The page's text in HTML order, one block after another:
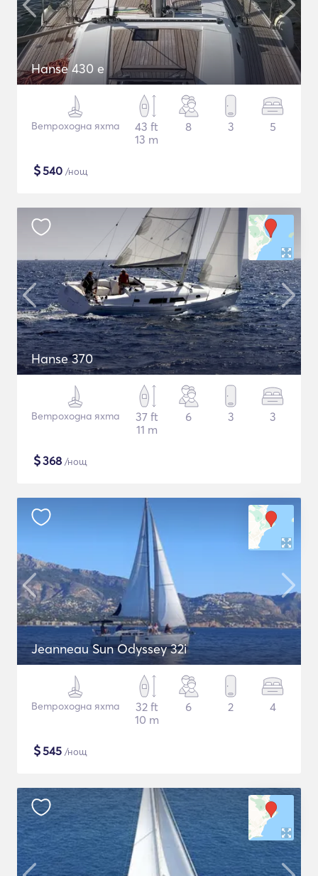
Hanse 430 e
Ветроходна яхта
43 ft
13 m
8 3 5
$540 /нощ
Hanse 370
Ветроходна яхта
37 ft
11 m
6 3 3
$368 /нощ
Jeanneau Sun Odyssey 32i
Ветроходна яхта
32 ft
10 m
6 2 4
$545 /нощ